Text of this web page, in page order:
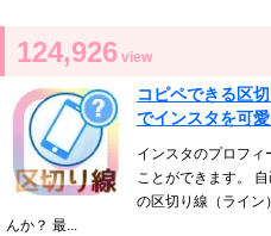
124,926 view
コピペできる区
でインスタを可
インスタのプロフィ
ことができます。
の区切り線（ライン
んか？ 最...